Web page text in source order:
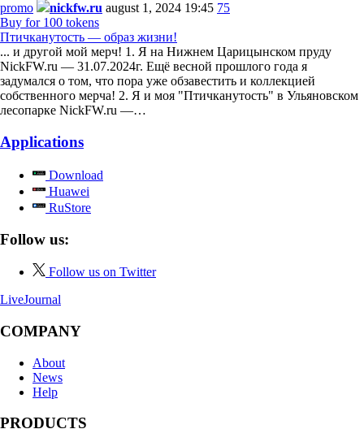
promo nickfw.ru august 1, 2024 19:45 75
Buy for 100 tokens
Птичканутость — образ жизни!
... и другой мой мерч! 1. Я на Нижнем Царицынском пруду
NickFW.ru — 31.07.2024г. Ещё весной прошлого года я
задумался о том, что пора уже обзавестить и коллекцией
собственного мерча! 2. Я и моя "Птичканутость" в Ульяновском
лесопарке NickFW.ru —…
Applications
Download
Huawei
RuStore
Follow us:
Follow us on Twitter
LiveJournal
COMPANY
About
News
Help
PRODUCTS